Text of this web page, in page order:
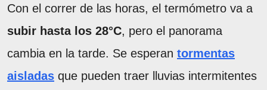
Con el correr de las horas, el termómetro va a
subir hasta los 28°C, pero el panorama
cambia en la tarde. Se esperan tormentas
aisladas que pueden traer lluvias intermitentes